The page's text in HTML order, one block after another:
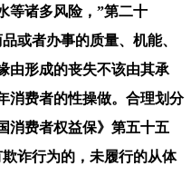
等诸多风险，”第二十
或者办事的质量、机能、
由形成的丧失不该由其承
消费者的性操做。合理划分
消费者权益保》第五十五
诈行为的，未履行的从体